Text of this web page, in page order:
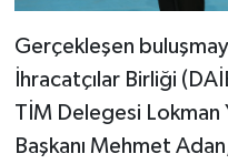
Gerçekleşen
İhracatçılar Birliği
TİM Delegesi Lokman
Başkanı Mehmet